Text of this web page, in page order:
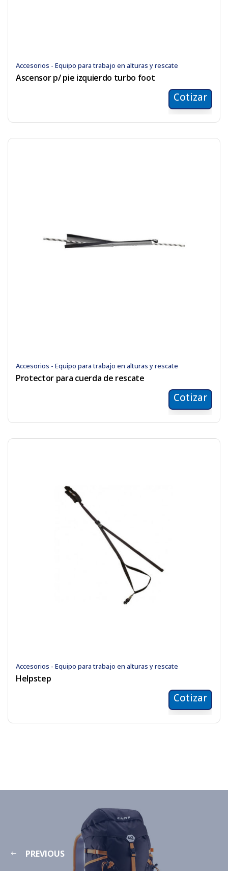
Accesorios - Equipo para trabajo en alturas y rescate
Ascensor p/ pie izquierdo turbo foot
Cotizar
Accesorios - Equipo para trabajo en alturas y rescate
Protector para cuerda de rescate
Cotizar
Accesorios - Equipo para trabajo en alturas y rescate
Helpstep
Cotizar
PREVIOUS